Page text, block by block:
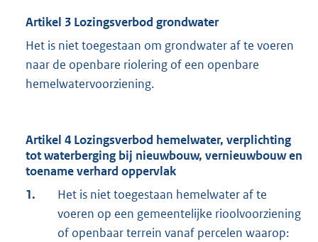
Artikel 3 Lozingsverbod grondwater
Het is niet toegestaan om grondwater af te voeren
naar de openbare riolering of een openbare
hemelwatervoorziening.
Artikel 4 Lozingsverbod hemelwater, verplichting
tot waterberging bij nieuwbouw, vernieuwbouw en
toename verhard oppervlak
1.
Het is niet toegestaan hemelwater af te
voeren op een gemeentelijke rioolvoorziening
of openbaar terrein vanaf percelen waarop: